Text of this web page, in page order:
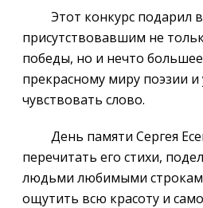
Этот конкурс подарил
присутствовавшим не
победы, но и нечто
прекрасному миру поэзии и
чувствовать слово.
День памяти Сергея
перечитать его стихи,
людьми любимыми
ощутить всю красоту и